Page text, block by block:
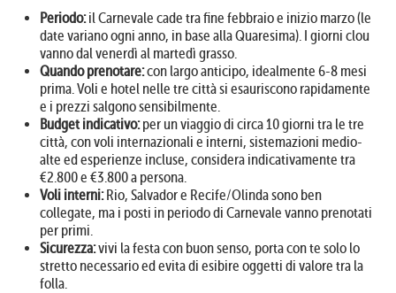
Periodo:il Carnevale cade tra fine febbraio e inizio marzo (le
date variano ogni anno, in base alla Quaresima). I giorni clou
vanno dal venerdì al martedì grasso.
Quando prenotare:con largo anticipo, idealmente 6-8 mesi
prima. Voli e hotel nelle tre città si esauriscono rapidamente
e i prezzi salgono sensibilmente.
Budget indicativo:per un viaggio di circa 10 giorni tra le tre
città, con voli internazionali e interni, sistemazioni medio-
alte ed esperienze incluse, considera indicativamente tra
€2.800 e €3.800 a persona.
Voli interni:Rio, Salvador e Recife/Olinda sono ben
collegate, ma i posti in periodo di Carnevale vanno prenotati
per primi.
Sicurezza:vivi la festa con buon senso, porta con te solo lo
stretto necessario ed evita di esibire oggetti di valore tra la
folla.